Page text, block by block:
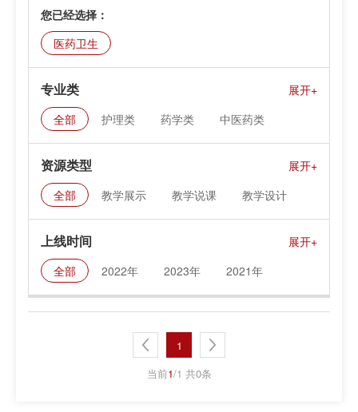
您已经选择：
医药卫生
专业类
全部 护理类 药学类
中医药类
公共卫生与卫生管理类
眼视光类
资源类型
全部 教学展示 教学说课
教学设计
上线时间
全部 2022年 2023年 2021年
1
当前1/1 共0条